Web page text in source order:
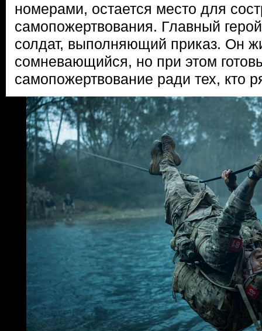
номерами, остается место для
самопожертвования. Главный
солдат, выполняющий приказ. Он
сомневающийся, но при этом
самопожертвование ради тех, кто